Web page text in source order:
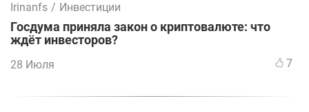
Irinanfs / Инвестиции
Госдума приняла закон о криптовалюте: что
ждёт инвесторов?
28 Июля 7